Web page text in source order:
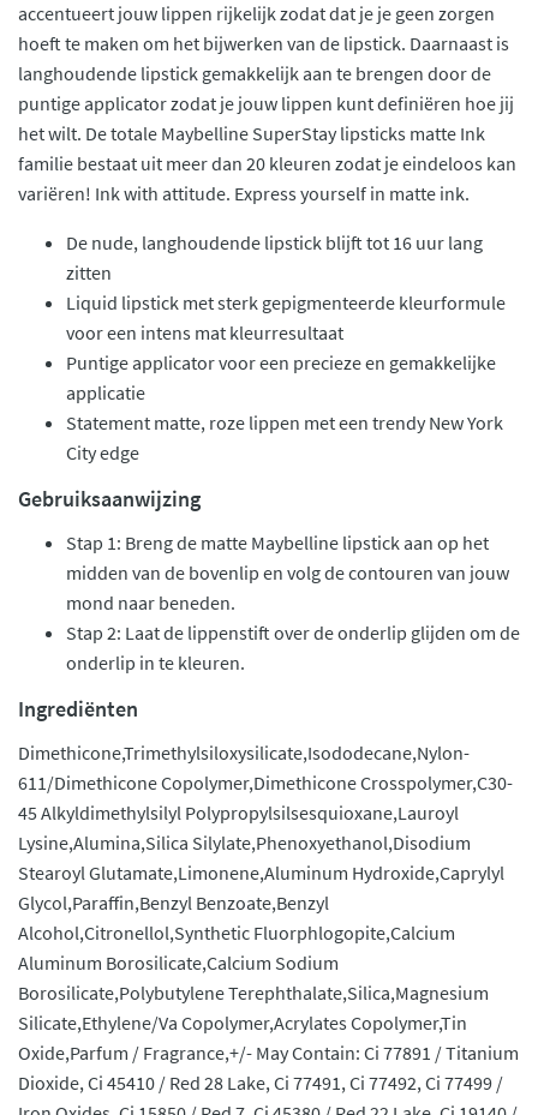
accentueert jouw lippen rijkelijk zodat dat je je geen zorgen
hoeft te maken om het bijwerken van de lipstick. Daarnaast is
langhoudende lipstick gemakkelijk aan te brengen door de
puntige applicator zodat je jouw lippen kunt definiëren hoe jij
het wilt. De totale Maybelline SuperStay lipsticks matte Ink
familie bestaat uit meer dan 20 kleuren zodat je eindeloos kan
variëren! Ink with attitude. Express yourself in matte ink.
De nude, langhoudende lipstick blijft tot 16 uur lang
zitten
Liquid lipstick met sterk gepigmenteerde kleurformule
voor een intens mat kleurresultaat
Puntige applicator voor een precieze en gemakkelijke
applicatie
Statement matte, roze lippen met een trendy New York
City edge
Gebruiksaanwijzing
Stap 1: Breng de matte Maybelline lipstick aan op het
midden van de bovenlip en volg de contouren van jouw
mond naar beneden.
Stap 2: Laat de lippenstift over de onderlip glijden om de
onderlip in te kleuren.
Ingrediënten
Dimethicone,Trimethylsiloxysilicate,Isododecane,Nylon-
611/Dimethicone Copolymer,Dimethicone Crosspolymer,C30-
45 Alkyldimethylsilyl Polypropylsilsesquioxane,Lauroyl
Lysine,Alumina,Silica Silylate,Phenoxyethanol,Disodium
Stearoyl Glutamate,Limonene,Aluminum Hydroxide,Caprylyl
Glycol,Paraffin,Benzyl Benzoate,Benzyl
Alcohol,Citronellol,Synthetic Fluorphlogopite,Calcium
Aluminum Borosilicate,Calcium Sodium
Borosilicate,Polybutylene Terephthalate,Silica,Magnesium
Silicate,Ethylene/Va Copolymer,Acrylates Copolymer,Tin
Oxide,Parfum / Fragrance,+/- May Contain: Ci 77891 / Titanium
Dioxide, Ci 45410 / Red 28 Lake, Ci 77491, Ci 77492, Ci 77499 /